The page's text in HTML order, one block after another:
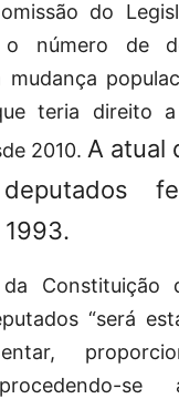
uma ação do
do
o número de
teria direito a
2010. A atual
Constituição
“será